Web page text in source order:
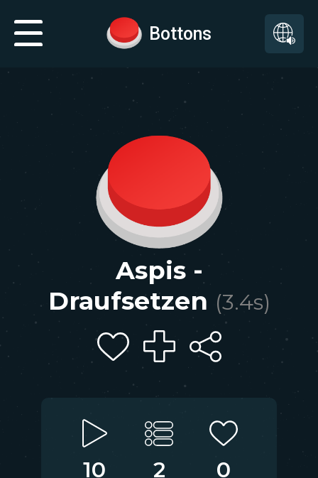
Bottons
Aspis -
Draufsetzen (3.4s)
10 2 0